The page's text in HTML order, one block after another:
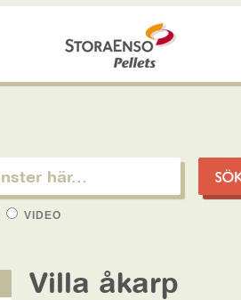
VIDEO
Villa åkarp